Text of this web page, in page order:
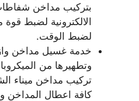
بتركيب مداخن
الالكترونية لضبط
لضبط الوقت.
خدمة غسيل مداخن
وتطهيرها من
تركيب مداخن ميناء
كافة اعطال المداخن